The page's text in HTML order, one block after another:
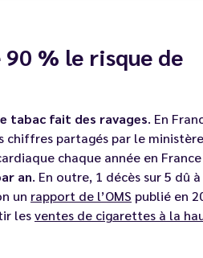
% le risque de
tabac fait des ravages. En
chiffres partagés par le
chaque année en
an. En outre, 1 décès sur 5 dû
un rapport de l’OMS publié en
lesventes de cigarettes à la